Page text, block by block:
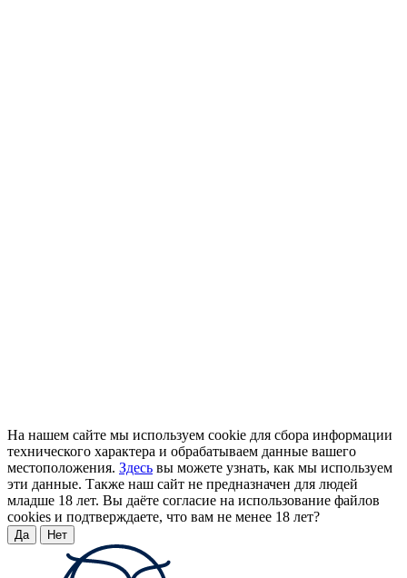
На нашем сайте мы используем cookie для сбора информации
технического характера и обрабатываем данные вашего
местоположения. Здесь вы можете узнать, как мы используем
эти данные. Также наш сайт не предназначен для людей
младше 18 лет. Вы даёте согласие на использование файлов
cookies и подтверждаете, что вам не менее 18 лет?
Да Нет